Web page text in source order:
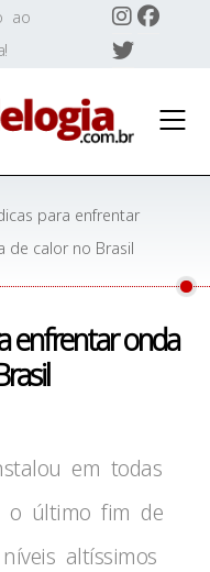
ao
para enfrentar
de calor no Brasil
enfrentar onda
em todas
o último fim de
altíssimos